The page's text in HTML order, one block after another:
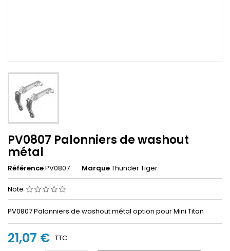
PV0807 Palonniers de washout
métal
RéférencePV0807 MarqueThunder Tiger
Note
PV0807 Palonniers de washout métal option pour Mini Titan
21,07 € TTC